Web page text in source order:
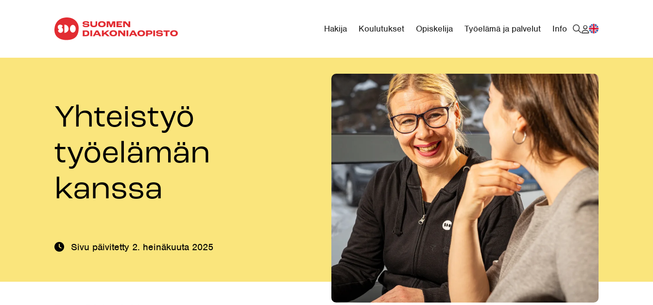
Hakija Koulutukset Opiskelija Työelämä ja palvelut Info
Yhteistyö
työelämän
kanssa
Sivu päivitetty 2. heinäkuuta 2025